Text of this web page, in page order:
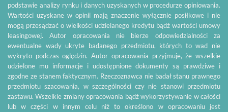
podstawie analizy rynku i danych uzyskanych w procedurze opiniowania.
Wartości uzyskane w opinii mają znaczenie wyłącznie posiłkowe i nie
mogą przesądzać o wielkości udzielanego kredytu bądź wartości umowy
leasingowej. Autor opracowania nie bierze odpowiedzialności za
ewentualne wady ukryte badanego przedmiotu, których to wad nie
wykryto podczas oględzin. Autor opracowania przyjmuje, że wszelkie
udzielone mu informacje i udostępnione dokumenty są prawdziwe i
zgodne ze stanem faktycznym. Rzeczoznawca nie badał stanu prawnego
przedmiotu szacowania, w szczególności czy nie stanowi przedmiotu
zastawu. Wszelkie zmiany opracowania bądź wykorzystywanie w całości
lub w części w innym celu niż to określono w opracowaniu jest